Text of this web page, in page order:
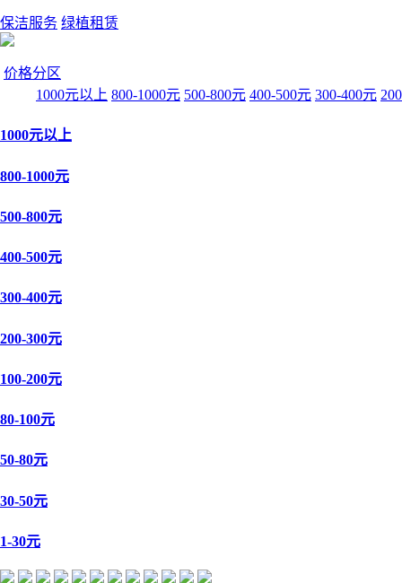
保洁服务 绿植租赁
价格分区
1000元以上 800-1000元 500-800元 400-500元 300-400元
1000元以上
800-1000元
500-800元
400-500元
300-400元
200-300元
100-200元
80-100元
50-80元
30-50元
1-30元